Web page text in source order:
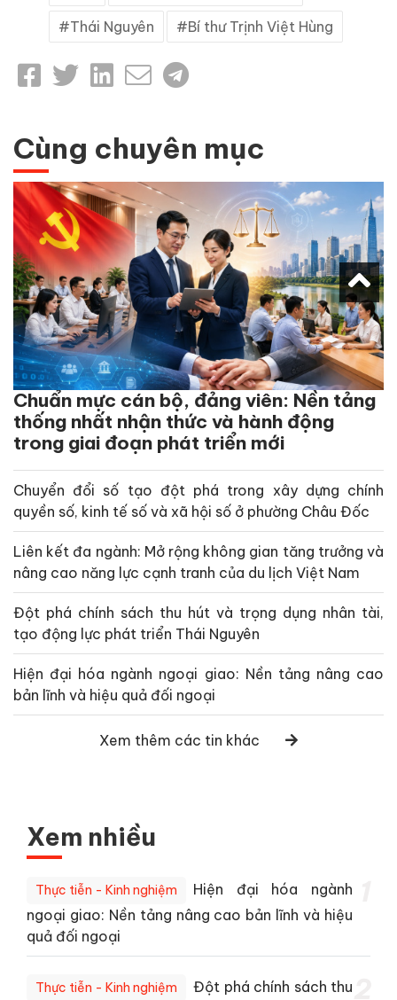
Thái Nguyên Bí thư Trịnh Việt Hùng
Cùng chuyên mục
Chuẩn mực cán bộ, đảng viên: Nền tảng
thống nhất nhận thức và hành động
trong giai đoạn phát triển mới
Chuyển đổi số tạo đột phá trong xây dựng chính
quyền số, kinh tế số và xã hội số ở phường Châu Đốc
Liên kết đa ngành: Mở rộng không gian tăng trưởng và
nâng cao năng lực cạnh tranh của du lịch Việt Nam
Đột phá chính sách thu hút và trọng dụng nhân tài,
tạo động lực phát triển Thái Nguyên
Hiện đại hóa ngành ngoại giao: Nền tảng nâng cao
bản lĩnh và hiệu quả đối ngoại
Xem thêm các tin khác
Xem nhiều
Thực tiễn - Kinh nghiệm
Hiện đại hóa ngành
ngoại giao: Nền tảng nâng cao bản lĩnh và hiệu
quả đối ngoại
Thực tiễn - Kinh nghiệm
Đột phá chính sách thu